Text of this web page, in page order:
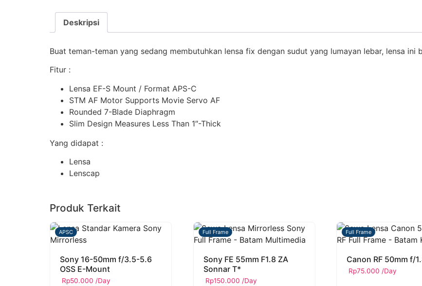
Deskripsi
Buat teman-teman yang sedang membutuhkan lensa fix dengan sudut yang lumayan lebar, lensa ini
Fitur :
Lensa EF-S Mount / Format APS-C
STM AF Motor Supports Movie Servo AF
Rounded 7-Blade Diaphragm
Slim Design Measures Less Than 1″-Thick
Yang didapat :
Lensa
Lenscap
Produk Terkait
APSC
Sony 16-50mm f/3.5-5.6
OSS E-Mount
Rp50.000 /Day
Full Frame
Sony FE 55mm F1.8 ZA
Sonnar T*
Rp150.000 /Day
Full Frame
Canon RF 50mm f/
Rp75.000 /Day